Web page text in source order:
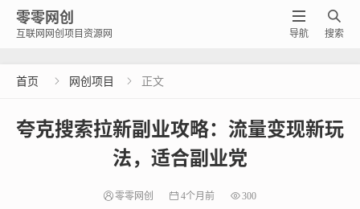
零零网创
互联网网创项目资源网

搜索

导航
首页  网创项目  正文
夸克搜索拉新副业攻略：流量变现新玩
法，适合副业党
零零网创 4个月前 300